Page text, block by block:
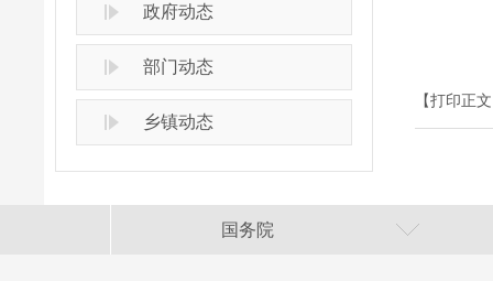
政府动态
部门动态
乡镇动态
【打印正
国务院